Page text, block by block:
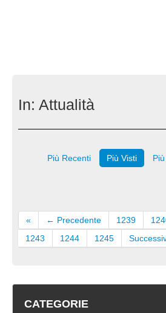
In: Attualità
Più Recenti Più Visti
« ← Precedente 1239
1243
1244 1245
CATEGORIE